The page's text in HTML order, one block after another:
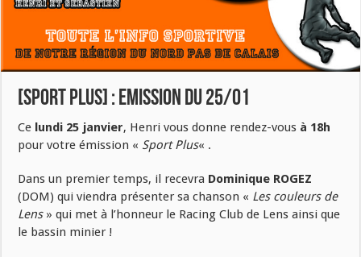
[SPORT PLUS] : Emission du 25/01
Ce lundi 25 janvier, Henri vous donne rendez-vous à 18h
pour votre émission « Sport Plus« .
Dans un premier temps, il recevra Dominique ROGEZ
(DOM) qui viendra présenter sa chanson « Les couleurs de
Lens» qui met à l’honneur le Racing Club de Lens ainsi que
le bassin minier !